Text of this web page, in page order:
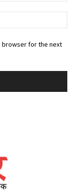
browser for the next